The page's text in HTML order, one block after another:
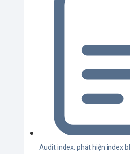
Audit index: phát hiện index